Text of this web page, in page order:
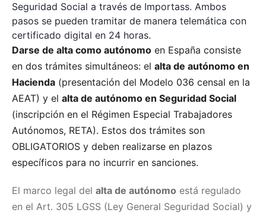
Seguridad Social a través de Importass. Ambos
pasos se pueden tramitar de manera telemática con
certificado digital en 24 horas.
Darse de alta como autónomo en España consiste
en dos trámites simultáneos: el alta de autónomo en
Hacienda (presentación del Modelo 036 censal en la
AEAT) y el alta de autónomo en Seguridad Social
(inscripción en el Régimen Especial Trabajadores
Autónomos, RETA). Estos dos trámites son
OBLIGATORIOS y deben realizarse en plazos
específicos para no incurrir en sanciones.
El marco legal del alta de autónomo está regulado
en el Art. 305 LGSS (Ley General Seguridad Social) y